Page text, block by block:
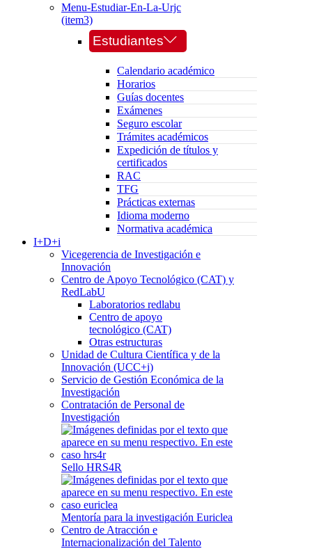
Menu-Estudiar-En-La-Urjc
(item3)
Estudiantes
Calendario académico
Horarios
Guías docentes
Exámenes
Seguro escolar
Trámites académicos
Expedición de títulos y
certificados
RAC
TFG
Prácticas externas
Idioma moderno
Normativa académica
I+D+i
Vicegerencia de Investigación e
Innovación
Centro de Apoyo Tecnológico (CAT) y
RedLabU
Laboratorios redlabu
Centro de apoyo
tecnológico (CAT)
Otras estructuras
Unidad de Cultura Científica y de la
Innovación (UCC+i)
Servicio de Gestión Económica de la
Investigación
Contratación de Personal de
Investigación
Sello HRS4R
Mentoría para la investigación Euriclea
Centro de Atracción e
Internacionalización del Talento